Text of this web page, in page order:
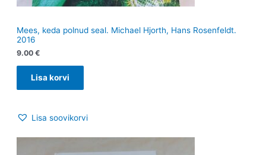
Mees, keda polnud seal. Michael Hjorth, Hans Rosenfeldt.
2016
9.00 €
Lisa korvi
Lisa soovikorvi